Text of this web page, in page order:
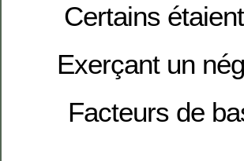
Certains
Exerçant un
Facteurs de